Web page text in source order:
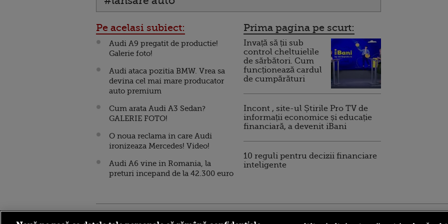
Pe acelasi subiect:
Audi A9 pregatit de productie!
Galerie foto!
Audi ataca pozitia BMW. Vrea sa
devina cel mai mare producator
auto premium
Cum arata Audi A3 Sedan?
GALERIE FOTO!
O noua reclama in care Audi
ironizeaza Mercedes! Video!
Audi A6 vine in Romania, la
preturi incepand de la 42.300 euro
Prima pagina pe scurt:
Invață să ții sub
control cheltuielile
de sărbători. Cum
funcționează cardul
de cumpărături
Incont , site-ul Știrile Pro TV de
informații economice și educație
financiară, a devenit iBani
10 reguli pentru decizii financiare
inteligente